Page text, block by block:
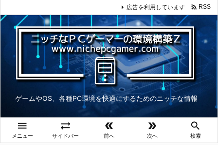
ゲームやOS、各種PC環境を快適にするためのニッチな情報

メニュー

サイドバー

前へ

次へ

検索
広告を利用しています  RSS